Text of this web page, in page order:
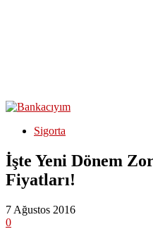
Sigorta
İşte Yeni Dönem
Fiyatları!
7 Ağustos 2016
0